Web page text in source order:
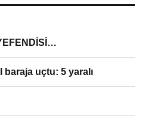
uçtu: 5 yaralı